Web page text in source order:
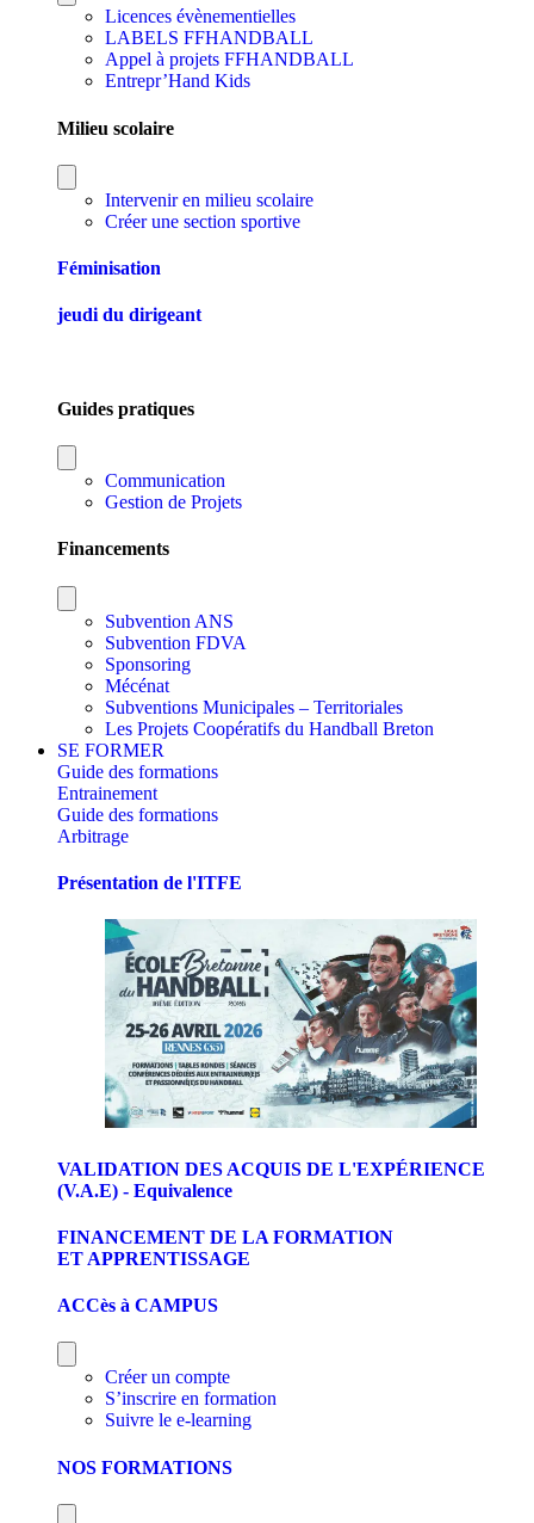
Licences évènementielles
LABELS FFHANDBALL
Appel à projets FFHANDBALL
Entrepr’Hand Kids
Milieu scolaire
Intervenir en milieu scolaire
Créer une section sportive
Féminisation
jeudi du dirigeant
Guides pratiques
Communication
Gestion de Projets
Financements
Subvention ANS
Subvention FDVA
Sponsoring
Mécénat
Subventions Municipales – Territoriales
Les Projets Coopératifs du Handball Breton
SE FORMER
Guide des formations
Entrainement
Guide des formations
Arbitrage
Présentation de l'ITFE
VALIDATION DES ACQUIS DE L'EXPÉRIENCE
(V.A.E) - Equivalence
FINANCEMENT DE LA FORMATION
ET APPRENTISSAGE
ACCès à CAMPUS
Créer un compte
S’inscrire en formation
Suivre le e-learning
NOS FORMATIONS